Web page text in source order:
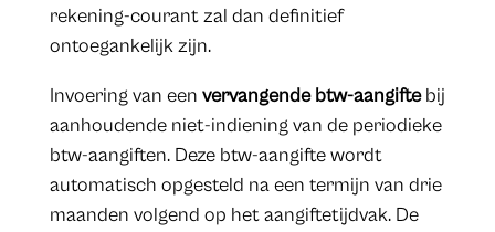
rekening-courant zal dan definitief
ontoegankelijk zijn.
Invoering van een vervangende btw-aangiftebij
aanhoudende niet-indiening van de periodieke
btw-aangiften. Deze btw-aangifte wordt
automatisch opgesteld na een termijn van drie
maanden volgend op het aangiftetijdvak. De